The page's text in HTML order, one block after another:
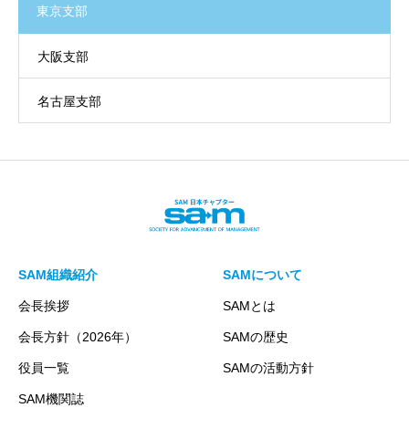
東京支部
大阪支部
名古屋支部
SAM組織紹介
会長挨拶
会長方針（2026年）
役員一覧
SAM機関誌
SAMについて
SAMとは
SAMの歴史
SAMの活動方針